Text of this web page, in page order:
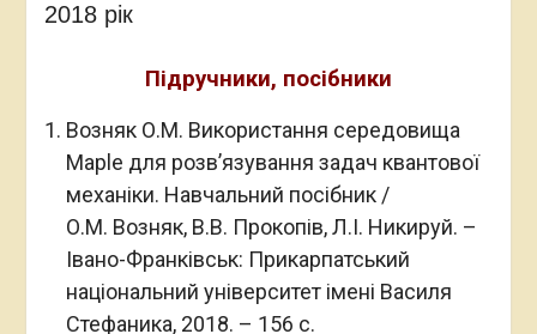
2018 рік
Підручники, посібники
Возняк О.М. Використання середовища
Maple для розв’язування задач квантової
механіки. Навчальний посібник /
О.М. Возняк, В.В. Прокопів, Л.І. Никируй. –
Івано-Франківськ: Прикарпатський
національний університет імені Василя
Стефаника, 2018. – 156 с.